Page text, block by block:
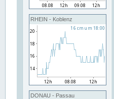
RHEIN - Koblenz
DONAU - Passau